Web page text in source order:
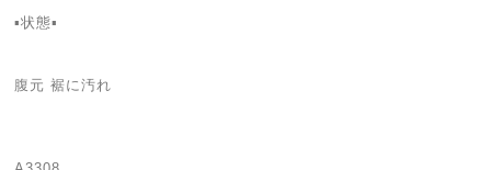
▪️状態▪️
腹元 裾に汚れ